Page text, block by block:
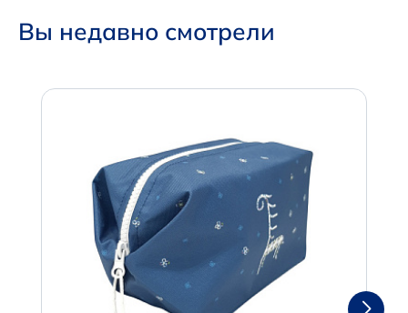
Вы недавно смотрели